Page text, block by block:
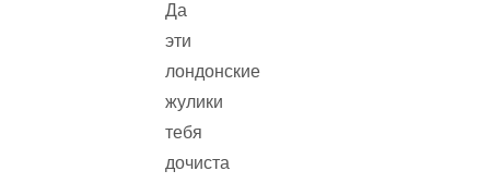
Да
эти
лондонские
жулики
тебя
дочиста